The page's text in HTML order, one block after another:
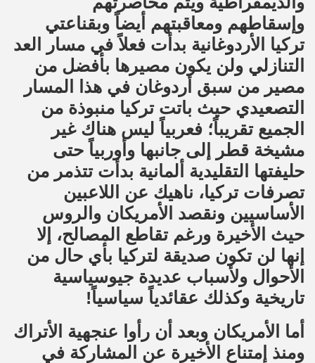
وإسقاطهم ومعاقبتهم أيضاً وبقناعتي
تركيا الأردوغانية بدأت فعلاً في مسار العد
التنازلي ولن يكون مصيرها بأفضل من
مصير من سبق أردوغان في هذا المسار
التصعيدي حيث باتت تركيا منبوذة من
الجميع تقريباً؛ فعربياً ليس هناك غير
مشيخة قطر إلى جانبها وأوربياً حتى
حليفتها التقليدية ألمانية بدأت تتذمر من
تصرفات تركيا، ناهيك عن اللاعبين
الأساسيين ونقصد الأمريكان والروس
حيث الأخيرة ورغم تقاطع المصالح، إلا
إنها لن تكون صديقة لتركيا بأي حال من
الأحوال ولأسباب عديدة جيوسياسية
تاريخية وكذلك عقائدياً سياسياً!
أما الأمريكان وبعد أن رأوا عنجهية الأتراك
ومنذ إمتناع الأخيرة عن المشاركة في